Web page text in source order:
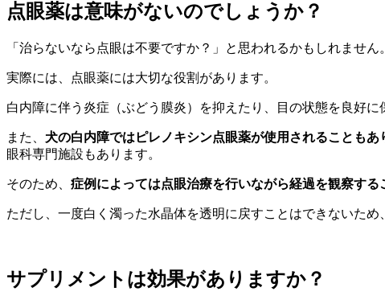
点眼薬は意味がないのでしょうか？
「治らないなら点眼は不要ですか？」と思われるかもしれません。
実際には、点眼薬には大切な役割があります。
白内障に伴う炎症（ぶどう膜炎）を抑えたり、目の状態を良好
また、 犬の白内障ではピレノキシン点眼薬が使用されることもあ
眼科専門施設もあります。
そのため、 症例によっては点眼治療を行いながら経過を観察する
ただし、一度白く濁った水晶体を透明に戻すことはできないため、
サプリメントは効果がありますか？